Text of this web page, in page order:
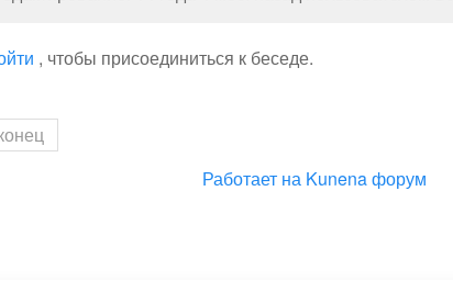
, чтобы присоединиться к беседе.
Работает на Kunena форум